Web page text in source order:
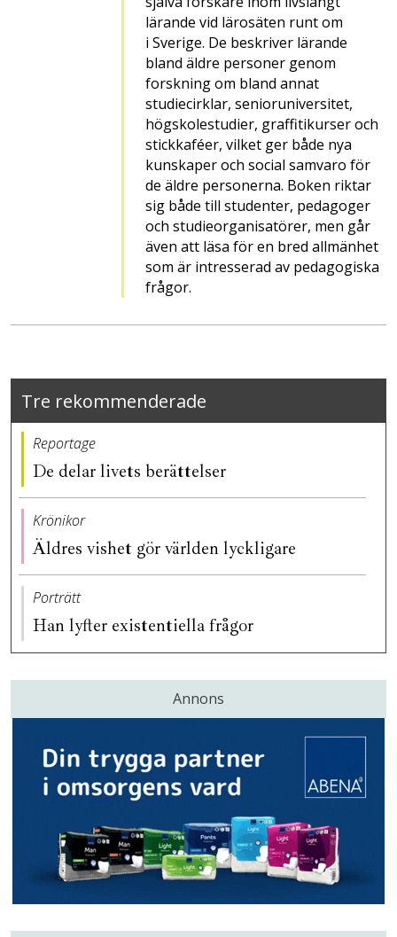
lärande vid lärosäten runt om
i Sverige. De beskriver lärande
bland äldre personer genom
forskning om bland annat
studiecirklar, senioruniversitet,
högskolestudier, graffitikurser och
stickkaféer, vilket ger både nya
kunskaper och social samvaro för
de äldre personerna. Boken riktar
sig både till studenter, pedagoger
och studieorganisatörer, men går
även att läsa för en bred allmänhet
som är intresserad av pedagogiska
frågor.
Tre rekommenderade
Reportage
De delar livets berättelser
Krönikor
Äldres vishet gör världen lyckligare
Porträtt
Han lyfter existentiella frågor
Annons